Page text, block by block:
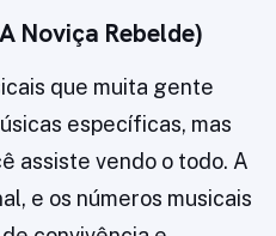
Noviça Rebelde)
que muita gente
específicas, mas
assiste vendo o todo. A
e os números musicais